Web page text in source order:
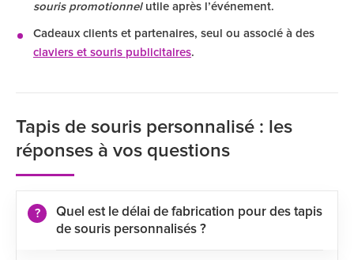
souris promotionnelutile après l’événement.
Cadeaux clients et partenaires, seul ou associé à des
claviers et souris publicitaires.
Tapis de souris personnalisé : les
réponses à vos questions
Quel est le délai de fabrication pour des tapis
de souris personnalisés ?